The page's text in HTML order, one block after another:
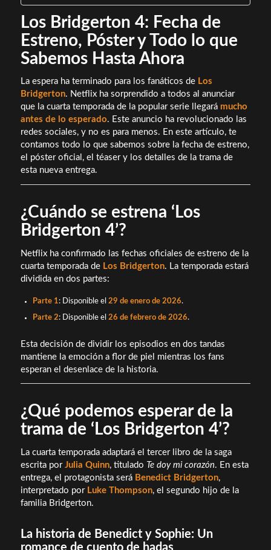
Los Bridgerton 4: Fecha de
Estreno, Póster y Todo lo que
Sabemos Hasta Ahora
La espera ha terminado para los fanáticos de Los
Bridgerton. Netflix ha sorprendido a todos al anunciar
que la cuarta temporada de la popular serie llegará mucho
antes de lo esperado. Este anuncio ha revolucionado las
redes sociales, y no es para menos. En este artículo, te
contamos todo lo que sabemos sobre la fecha de estreno,
el póster oficial, el téaser y los detalles de la trama de
esta nueva entrega.
¿Cuándo se estrena ‘Los
Bridgerton 4’?
Netflix ha confirmado las fechas oficiales de estreno de la
cuarta temporada de Los Bridgerton. La temporada estará
dividida en dos partes:
Parte 1: Disponible el 29 de enero de 2026.
Parte 2: Disponible el 26 de febrero de 2026.
Esta decisión de dividir los episodios en dos tandas
mantiene la emoción a flor de piel mientras los fans
esperan el desenlace de la historia.
¿Qué podemos esperar de la
trama de ‘Los Bridgerton 4’?
La cuarta temporada adaptará el tercer libro de la saga
escrita por Julia Quinn, titulado Te doy mi corazón. En esta
entrega, el protagonista será Benedict Bridgerton,
interpretado por Luke Thompson, el segundo hijo de la
familia Bridgerton.
La historia de Benedict y Sophie: Un